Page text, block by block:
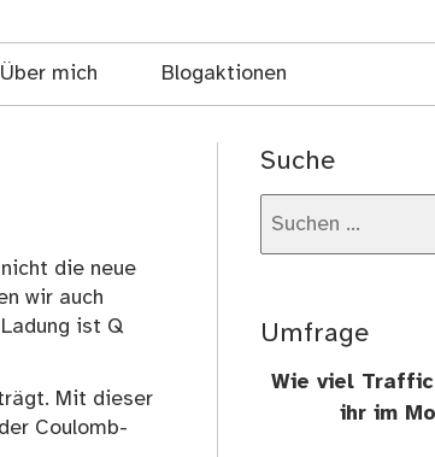
Über mich Blogaktionen
die neue
wir auch
ist Q
Mit dieser
Coulomb-
Suche
Umfrage
Wie viel
ihr im